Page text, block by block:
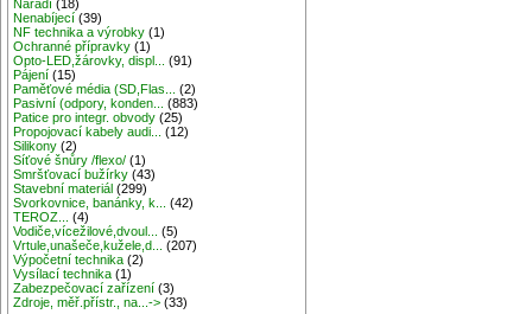
Nářadí (18)
Nenabíjecí (39)
NF technika a výrobky (1)
Ochranné přípravky (1)
Opto-LED,žárovky, displ...
(91)
Pájení (15)
Paměťové média (SD,Flas...
(2)
Pasivní (odpory, konden...
(883)
Patice pro integr. obvody (25)
Propojovací kabely audi...
(12)
Silikony (2)
Síťové šnůry /flexo/ (1)
Smršťovací bužírky (43)
Stavební materiál (299)
Svorkovnice, banánky, k...
(42)
TEROZ...
(4)
Vodiče,vícežilové,dvoul...
(5)
Vrtule,unašeče,kužele,d...
(207)
Výpočetní technika (2)
Vysílací technika (1)
Zabezpečovací zařízení (3)
Zdroje, měř.přístr., na...-> (33)